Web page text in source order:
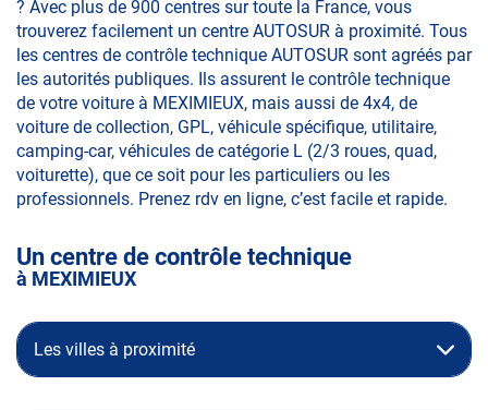
? Avec plus de 900 centres sur toute la France, vous
trouverez facilement un centre AUTOSUR à proximité. Tous
les centres de contrôle technique AUTOSUR sont agréés par
les autorités publiques. Ils assurent le contrôle technique
de votre voiture à MEXIMIEUX, mais aussi de 4x4, de
voiture de collection, GPL, véhicule spécifique, utilitaire,
camping-car, véhicules de catégorie L (2/3 roues, quad,
voiturette), que ce soit pour les particuliers ou les
professionnels. Prenez rdv en ligne, c’est facile et rapide.
Un centre de contrôle technique
à MEXIMIEUX
Les villes à proximité